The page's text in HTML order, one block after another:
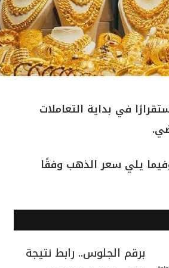
أسعار الذهب اليوم السبت في مصر 3 مايو 2025 استقرارًا في بداية التعاملات
تداولًا، زيادة قدرها 250 جنيهًا، وفيما يلي سعر الذهب وفقًا
برقم الجلوس.. رابط نتيجة